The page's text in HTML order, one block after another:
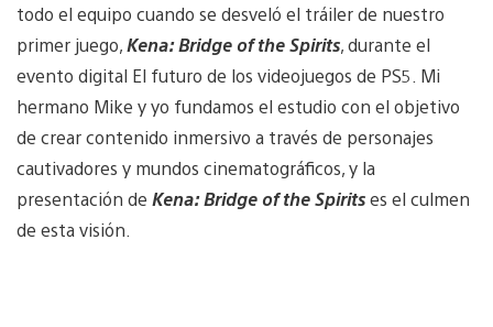
todo el equipo cuando se desveló el tráiler de nuestro
primer juego,Kena: Bridge of the Spirits, durante el
evento digital El futuro de los videojuegos de PS5. Mi
hermano Mike y yo fundamos el estudio con el objetivo
de crear contenido inmersivo a través de personajes
cautivadores y mundos cinematográficos, y la
presentación de Kena: Bridge of the Spiritses el culmen
de esta visión.